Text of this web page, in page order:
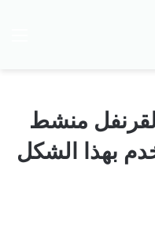
منشط
بهذا الشكل